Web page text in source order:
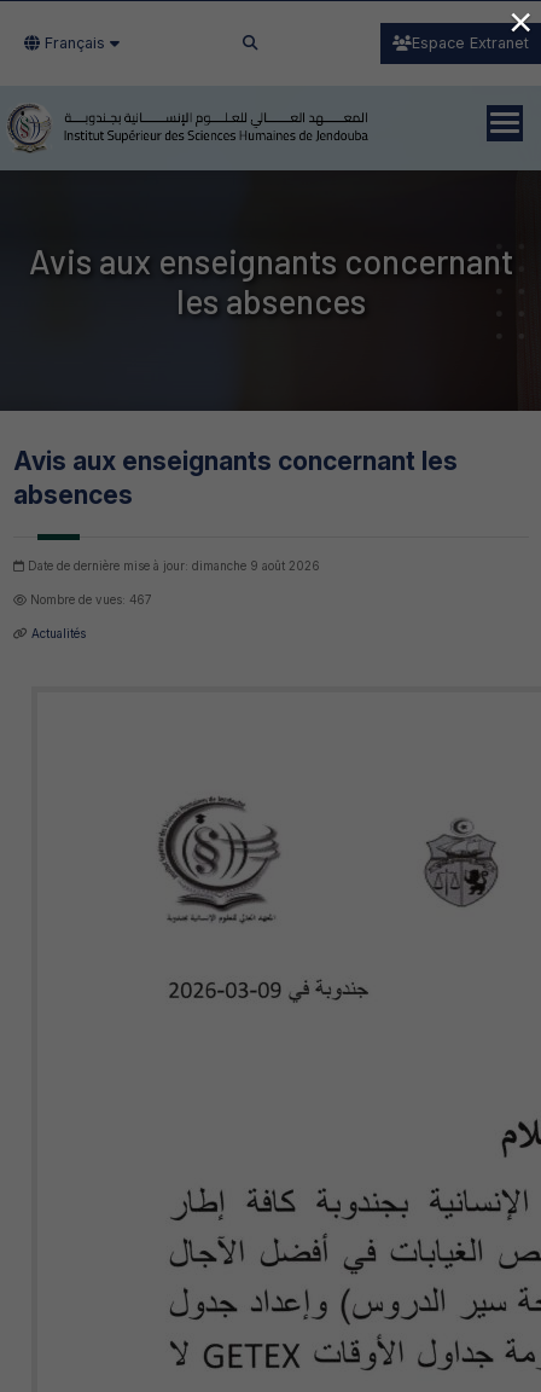
Français Espace Extranet
Avis aux enseignants concernant
les absences
Avis aux enseignants concernant les
absences
Date de dernière mise à jour: dimanche 9 août 2026
Nombre de vues: 467
Actualités
×